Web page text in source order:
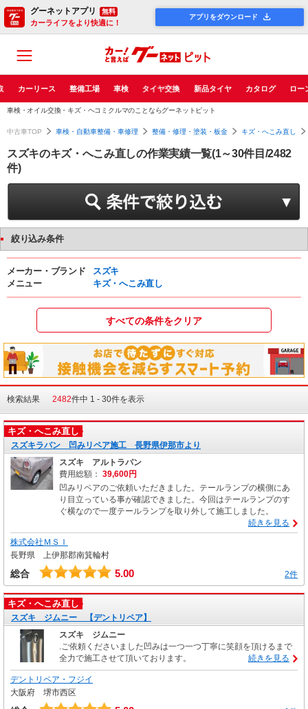
グーネットアプリ 無料
カーライフをより快適に！
アプリをダウンロード
カーリース 整備工場 車検 タイヤ交換 新品タイヤ カタログ ロー
車検・オイル交換・キズ・ヘコミクルマのことならグーネットピット
中古車TOP 車検・自動車整備・車修理 整備・修理・塗装・板金 キズ・へこみ直し
スズキのキズ・へこみ直しの作業実績一覧(1～30件目/2482
件)
絞り込み条件
メーカー・ブランド
スズキ
メニュー
キズ・へこみ直し
検索結果 2482件中 1 - 30件を表示
キズ・へこみ直し
スズキラパン 凹みリペア施工 長野県伊那市より
スズキ アルトラパン
費用総額： 39,600円
凹みリペアのご依頼いただきました。テールランプの横側にあ
り目立っている事が確認できました。今回はテールランプのす
ぐ横なので一度テールランプを取り外して施工しました。
続きを見る
株式会社ＭＳＩ
長野県 上伊那郡南箕輪村
総合 5.00 2件
キズ・へこみ直し
スズキ ジムニー 【デントリペア】
スズキ ジムニー
.ご依頼くださいました凹みは一つ一つ丁寧に笑顔を頂けるまで
全力で施工させて頂いております。
続きを見る
デントリペア・フジイ
大阪府 堺市西区